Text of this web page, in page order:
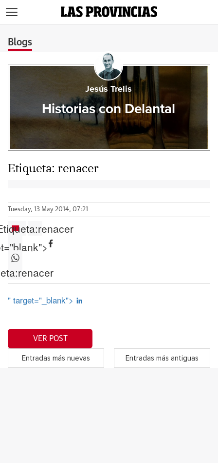
Blogs
Jesús Trelis
Historias con Delantal
Etiqueta: renacer
Tuesday, 13 May 2014, 07:21
renacer
renacer
" target="_blank">
VER POST
Entradas más nuevas Entradas más antiguas